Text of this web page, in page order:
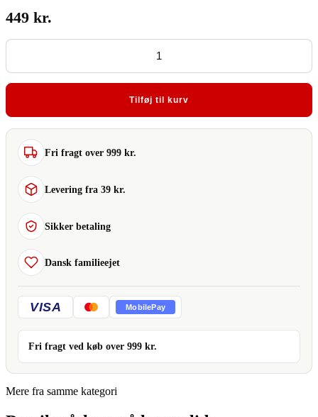
449 kr.
Spitfire
Four
Classic
Tilføj til kurv
Fri fragt over 999 kr.
Levering fra 39 kr.
Sikker betaling
Dansk familieejet
VISA MobilePay
Fri fragt ved køb over 999 kr.
Mere fra samme kategori